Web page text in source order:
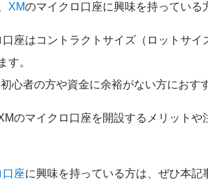
XMのマイクロ口座に興味を持っている
座はコントラクトサイズ（ロットサ
す。
心者の方や資金に余裕がない方におす
のマイクロ口座を開設するメリット
口座に興味を持っている方は、ぜひ本記